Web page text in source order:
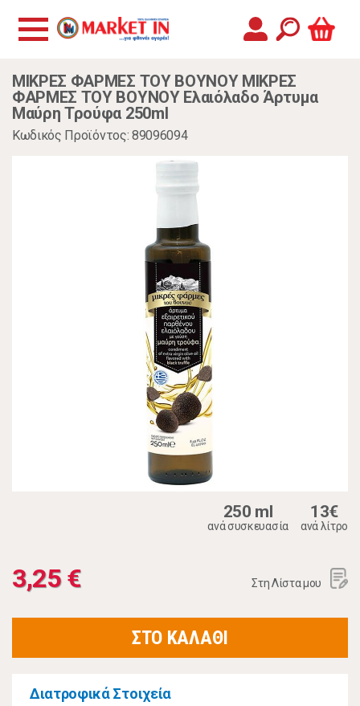
ΜΙΚΡΕΣ ΦΑΡΜΕΣ ΤΟΥ ΒΟΥΝΟΥ ΜΙΚΡΕΣ
ΦΑΡΜΕΣ ΤΟΥ ΒΟΥΝΟΥ Ελαιόλαδο Άρτυμα
Μαύρη Τρούφα 250ml
Κωδικός Προϊόντος: 89096094
250 ml
ανά συσκευασία
13€
ανά λίτρο
3,25 € Στη Λίστα μου
ΣΤΟ ΚΑΛΑΘΙ
Διατροφικά Στοιχεία